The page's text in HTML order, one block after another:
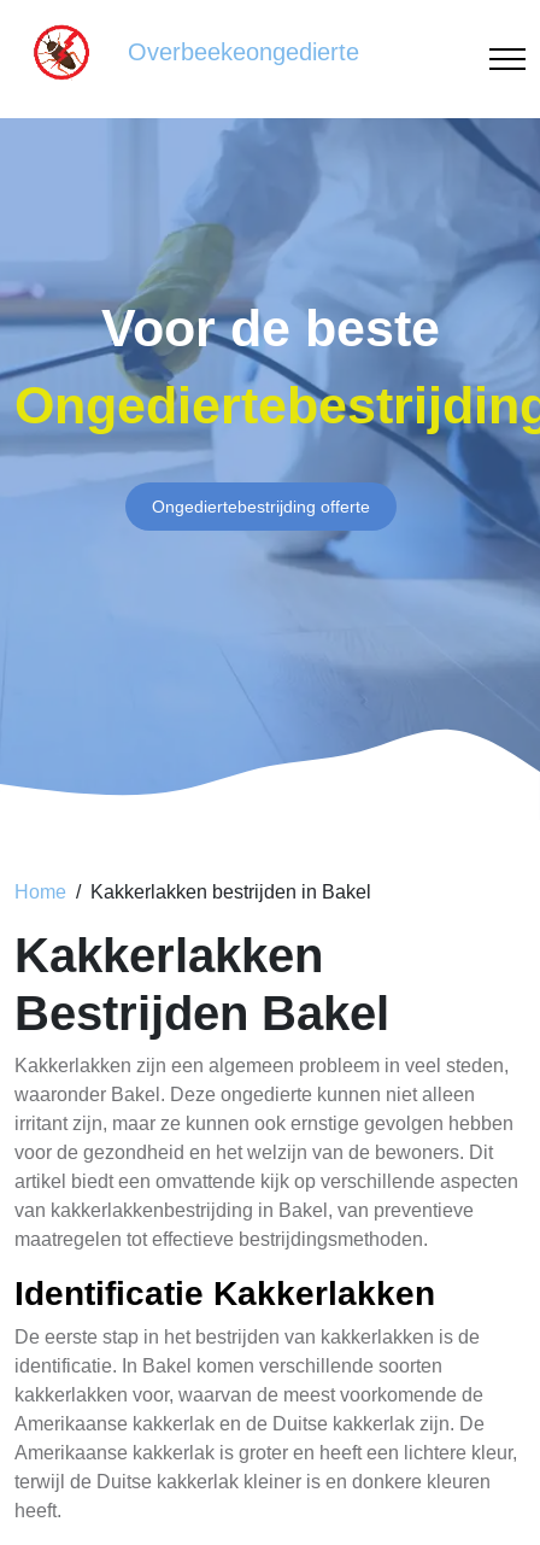
Overbeekeongedierte
Voor de beste
Ongediertebestrijding offerte
Home Kakkerlakken bestrijden in Bakel
Kakkerlakken
Bestrijden Bakel
Kakkerlakken zijn een algemeen probleem in veel steden,
waaronder Bakel. Deze ongedierte kunnen niet alleen
irritant zijn, maar ze kunnen ook ernstige gevolgen hebben
voor de gezondheid en het welzijn van de bewoners. Dit
artikel biedt een omvattende kijk op verschillende aspecten
van kakkerlakkenbestrijding in Bakel, van preventieve
maatregelen tot effectieve bestrijdingsmethoden.
Identificatie Kakkerlakken
De eerste stap in het bestrijden van kakkerlakken is de
identificatie. In Bakel komen verschillende soorten
kakkerlakken voor, waarvan de meest voorkomende de
Amerikaanse kakkerlak en de Duitse kakkerlak zijn. De
Amerikaanse kakkerlak is groter en heeft een lichtere kleur,
terwijl de Duitse kakkerlak kleiner is en donkere kleuren
heeft.